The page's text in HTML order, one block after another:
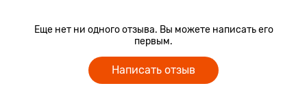
Еще нет ни одного отзыва. Вы можете написать его
первым.
Написать отзыв